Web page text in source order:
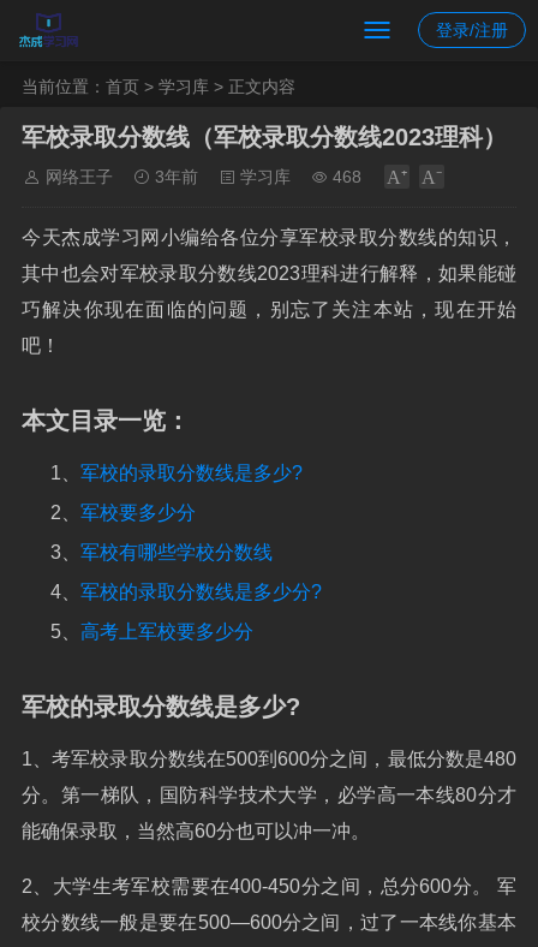
登录/注册
当前位置： 首页 > 学习库 > 正文内容
军校录取分数线（军校录取分数线2023理科）
网络王子 3年前 学习库 468
今天杰成学习网小编给各位分享军校录取分数线的知识，
其中也会对军校录取分数线2023理科进行解释，如果能碰
巧解决你现在面临的问题，别忘了关注本站，现在开始
吧！
本文目录一览：
1、 军校的录取分数线是多少?
2、 军校要多少分
3、 军校有哪些学校分数线
4、 军校的录取分数线是多少分?
5、 高考上军校要多少分
军校的录取分数线是多少?
1、考军校录取分数线在500到600分之间，最低分数是480
分。第一梯队，国防科学技术大学，必学高一本线80分才
能确保录取，当然高60分也可以冲一冲。
2、大学生考军校需要在400-450分之间，总分600分。 军
校分数线一般是要在500—600分之间，过了一本线你基本